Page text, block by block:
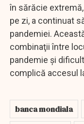
în sărăcie
pe zi, a continuat
pandemiei.
combinaţii între
pandemie şi
complică accesul
banca mondiala